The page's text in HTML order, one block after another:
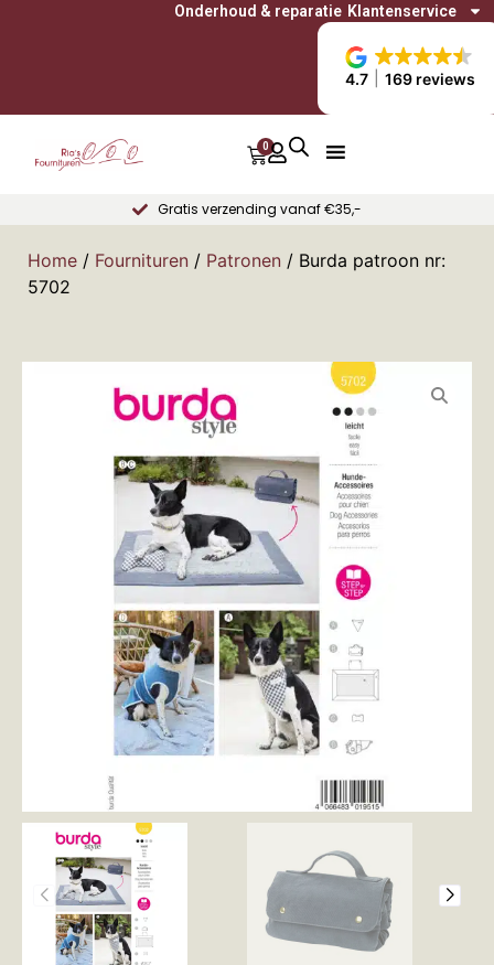
4.7 169 reviews
Onderhoud & reparatie Klantenservice
0
Gratis verzending vanaf €35,-
Home / Fournituren / Patronen / Burda patroon nr:
5702